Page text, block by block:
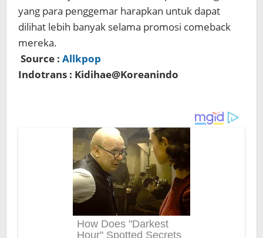
yang para penggemar harapkan untuk dapat
dilihat lebih banyak selama promosi comeback
mereka.
Source : Allkpop
Indotrans : Kidihae@Koreanindo